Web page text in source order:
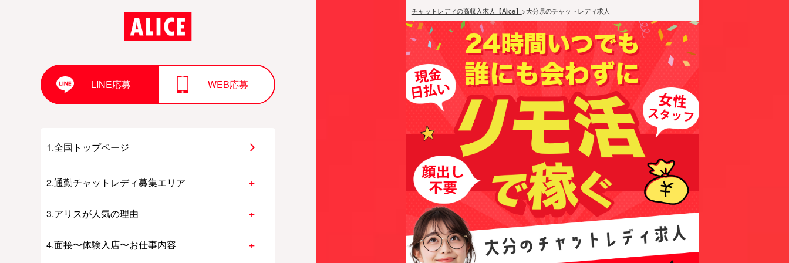
LINE応募 WEB応募
1.全国トップページ
2.通勤チャットレディ募集エリア
3.アリスが人気の理由
4.面接〜体験入店〜お仕事内容
チャットレディの高収入求人【Alice】 >大分県のチャットレディ求人